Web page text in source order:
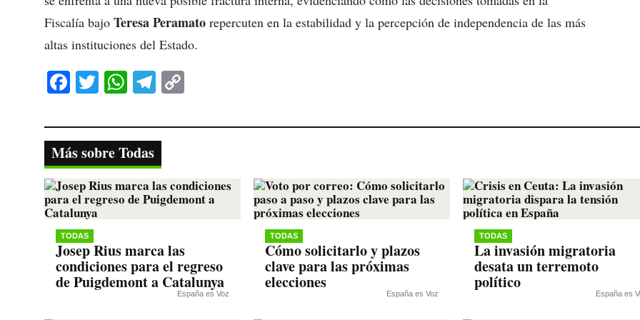
Fiscalía bajo Teresa Peramato repercuten en la estabilidad y la percepción de independencia de las más
altas instituciones del Estado.
Fa
bo
ok
T
tte
r
W
ts
A
pp
Te
gr
a
m
y
nk
Más sobre Todas
TODAS
Josep Rius marca las
condiciones para el regreso
de Puigdemont a Catalunya
España es Voz
TODAS
Cómo solicitarlo y plazos
clave para las próximas
elecciones
España es Voz
TODAS
La invasión migratoria
desata un terremoto
político
España es